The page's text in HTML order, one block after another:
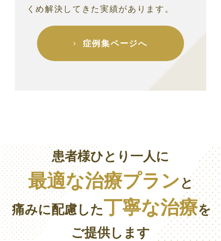
くめ解決してきた実績があります。
症例集ページへ
患者様ひとり一人に
最適な治療プラン と
痛みに配慮した丁寧な治療を
ご提供します